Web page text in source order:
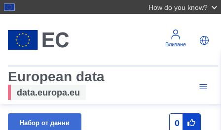
How do you know?
Влизане
European data
data.europa.eu
Набор от данни 0